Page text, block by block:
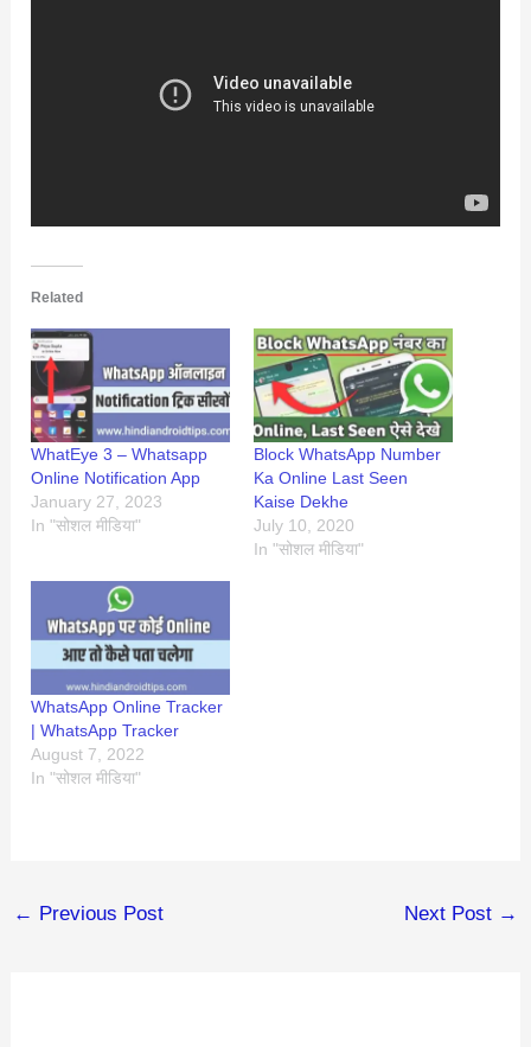
Related
WhatEye 3 – Whatsapp
Online Notification App
January 27, 2023
In "सोशल मीडिया"
Block WhatsApp Number
Ka Online Last Seen
Kaise Dekhe
July 10, 2020
In "सोशल मीडिया"
WhatsApp Online Tracker
| WhatsApp Tracker
August 7, 2022
In "सोशल मीडिया"
← Previous Post Next Post →